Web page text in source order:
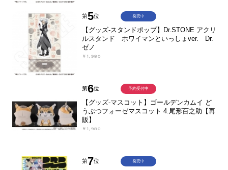
第5位
【グッズ-スタンドポップ】Dr.STONE アクリ
ルスタンド ホワイマンといっしょver. Dr.
ゼノ
￥1,980
発売中
第6位
【グッズ-マスコット】ゴールデンカムイ ど
うぶつフォーゼマスコット 4.尾形百之助【再
販】
￥1,980
予約受付中
第7位 発売中